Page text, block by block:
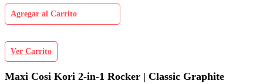
Agregar al Carrito
Ver Carrito
Maxi Cosi Kori 2-in-1 Rocker | Classic Graphite